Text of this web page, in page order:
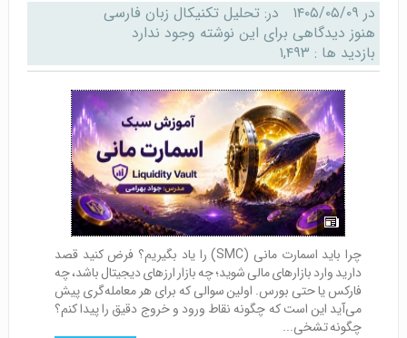
در ۱۴۰۵/۰۵/۰۹ در: تحلیل تکنیکال زبان فارسی
هنوز دیدگاهی برای این نوشته وجود ندارد
بازدید ها : ۱,۴۹۳
چرا باید اسمارت مانی (SMC) را یاد بگیریم؟ فرض کنید قصد
دارید وارد بازارهای مالی شوید؛ چه بازار ارزهای دیجیتال باشد، چه
فارکس یا حتی بورس. اولین سوالی که برای هر معامله‌گری پیش
می‌آید این است که چگونه نقاط ورود و خروج دقیق را پیدا کنم؟
چگونه تشخی...